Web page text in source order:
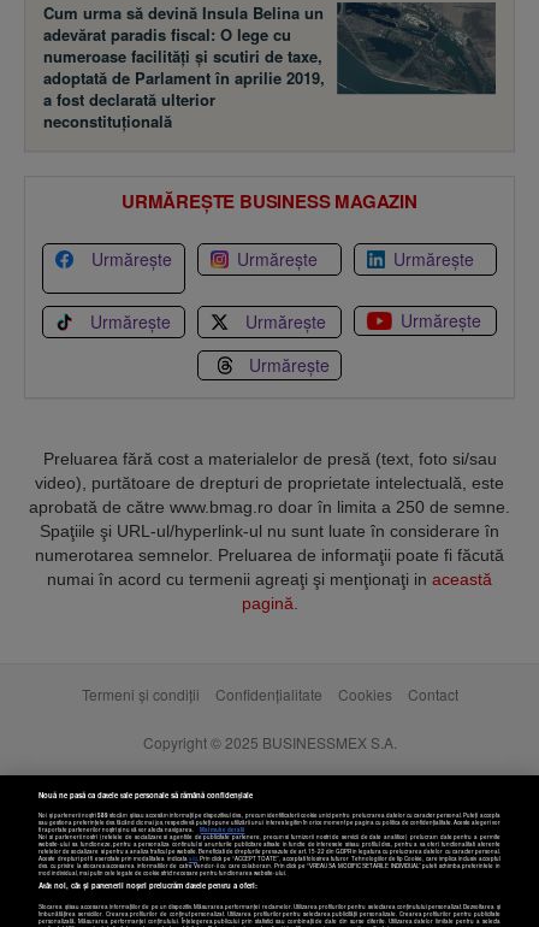
Cum urma să devină Insula Belina un
adevărat paradis fiscal: O lege cu
numeroase facilităţi şi scutiri de taxe,
adoptată de Parlament în aprilie 2019,
a fost declarată ulterior
neconstituţională
URMĂREȘTE BUSINESS MAGAZIN
Urmărește Urmărește Urmărește
Urmărește Urmărește
Urmărește
Urmărește
Preluarea fără cost a materialelor de presă (text, foto si/sau
video), purtătoare de drepturi de proprietate intelectuală, este
aprobată de către www.bmag.ro doar în limita a 250 de semne.
Spaţiile şi URL-ul/hyperlink-ul nu sunt luate în considerare în
numerotarea semnelor. Preluarea de informaţii poate fi făcută
numai în acord cu termenii agreaţi şi menţionaţi in această
pagină.
Termeni și condiții Confidențialitate Cookies Contact
Copyright © 2025 BUSINESSMEX S.A.
Nouă ne pasă ca datele tale personale să rămână confidențiale
Noi și partenerii noștri589stocăm și/sau accesăm informații pe dispozitivul dvs., precum identificatorii cookie unici pentru prelucrarea datelor cu caracter personal. Puteți accepta
sau gestiona preferințele dvs. făcând clic mai jos, respectiv vă puteți opune utilizării unui interes legitim în orice moment pe pagina cu politica de confidențialitate. Aceste alegeri vor
fi raportate partenerilor noștri și nu vă vor afecta navigarea.
Mai multe detalii
Noi si partenerii nostri (retelele de socializare si agentiile de publicitate partenere, precum si furnizorii nostri de servicii de date analitice) prelucram date pentru a permite
website-ului sa functioneze, pentru a personaliza continutul si anunturile publicitare afisate in functie de interesele si/sau profilul dvs., pentru a va oferi functionalitati aferente
retelelor de socializare si pentru a analiza traficul pe website. Beneficiati de drepturile prevazute de art. 15-22 din GDPR in legatura cu prelucrarea datelor cu caracter personal.
Aceste drepturi pot fi exercitate prin modalitatea indicataaici. Prin click pe “ACCEPT TOATE”, acceptati folosirea tuturor Tehnologiilor de tip Cookie, care implica inclusiv acceptul
dvs. cu privire la stocarea/accesarea informatiilor de catre Vendor-ii cu care colaboram. Prin click pe “VREAU SA MODIFIC SETARILE INDIVIDUAL” puteti schimba preferintele in
mod individual, mai putin cele legate de cookie strict necesare pentru functionarea website-ului.
Atât noi, cât și partenerii noștri prelucrăm datele pentru a oferi:
Stocarea și/sau accesarea informațiilor de pe un dispozitiv. Măsurarea performanței reclamelor. Utilizarea profilurilor pentru selectarea conținutului personalizat. Dezvoltarea și
îmbunătățirea serviciilor. Crearea profilurilor de conținut personalizat. Utilizarea profilurilor pentru selectarea publicității personalizate. Crearea profilurilor pentru publicitate
personalizată. Măsurarea performanței conținutului. Înțelegerea publicului prin statistici sau combinații de date din surse diferite. Utilizarea datelor limitate pentru a selecta